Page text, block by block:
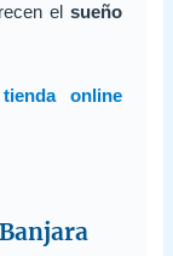
el sueño
tienda online